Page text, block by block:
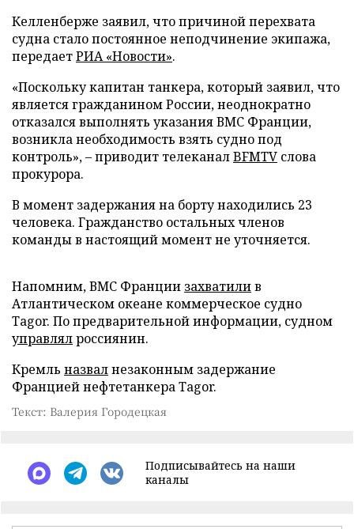
Келленберже заявил, что причиной перехвата
судна стало постоянное неподчинение экипажа,
передаетРИА «Новости».
«Поскольку капитан танкера, который заявил, что
является гражданином России, неоднократно
отказался выполнять указания ВМС Франции,
возникла необходимость взять судно под
контроль», – приводит телеканалBFMTV слова
прокурора.
В момент задержания на борту находились 23
человека. Гражданство остальных членов
команды в настоящий момент не уточняется.
Напомним, ВМС Франции захватилив
Атлантическом океане коммерческое судно
Tagor. По предварительной информации, судном
управлялроссиянин.
Кремль назвалнезаконным задержание
Францией нефтетанкера Tagor.
Текст: Валерия Городецкая
Подписывайтесь на наши
каналы